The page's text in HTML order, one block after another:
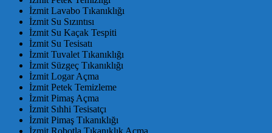
İzmit Lavabo Tıkanıklığı
İzmit Su Sızıntısı
İzmit Su Kaçak Tespiti
İzmit Su Tesisatı
İzmit Tuvalet Tıkanıklığı
İzmit Süzgeç Tıkanıklığı
İzmit Logar Açma
İzmit Petek Temizleme
İzmit Pimaş Açma
İzmit Sıhhi Tesisatçı
İzmit Pimaş Tıkanıklığı